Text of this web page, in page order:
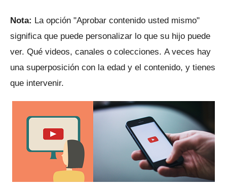
Nota: La opción "Aprobar contenido usted mismo"
significa que puede personalizar lo que su hijo puede
ver. Qué videos, canales o colecciones. A veces hay
una superposición con la edad y el contenido, y tienes
que intervenir.